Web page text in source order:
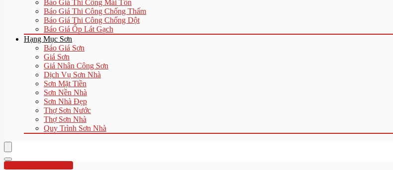
Báo Giá Thi Công Mái Tôn
Báo Giá Thi Công Chống Thấm
Báo Giá Thi Công Chống Dột
Báo Giá Ốp Lát Gạch
Hạng Mục Sơn
Báo Giá Sơn
Giá Sơn
Giá Nhân Công Sơn
Dịch Vụ Sơn Nhà
Sơn Mặt Tiền
Sơn Nền Nhà
Sơn Nhà Đẹp
Thợ Sơn Nước
Thợ Sơn Nhà
Quy Trình Sơn Nhà
Hotline:0961 894 472